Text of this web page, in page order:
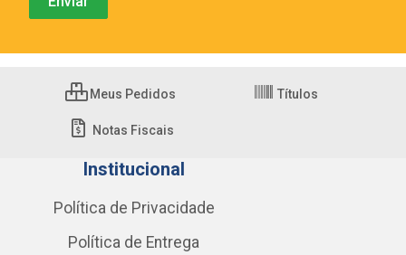
Meus Pedidos Títulos
Notas Fiscais
Institucional
Política de Privacidade
Política de Entrega